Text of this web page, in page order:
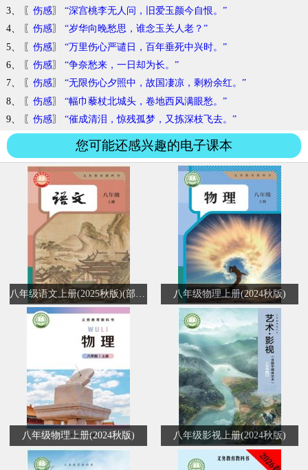
3、 〖 伤感〗 “深宫桃李无人问，旧爱玉颜今自恨。”
4、 〖 伤感〗 “岁华向晚愁思，谁念玉关人老？”
5、 〖 伤感〗 “万里伤心严谴日，百年垂死中兴时。”
6、 〖 伤感〗 “争奈愁来，一日却为长。”
7、 〖 伤感〗 “无限伤心夕照中，故国凄凉，剩粉余红。”
8、 〖 伤感〗 “幅巾藜杖北城头，卷地西风满眼愁。”
9、 〖 伤感〗 “催成清泪，惊残孤梦，又拣深枝飞去。”
您可能还感兴趣的电子课本
八年级物理上册(2024秋版)
八年级物理上册(2024秋版) 八年级影视上册(2024秋版)